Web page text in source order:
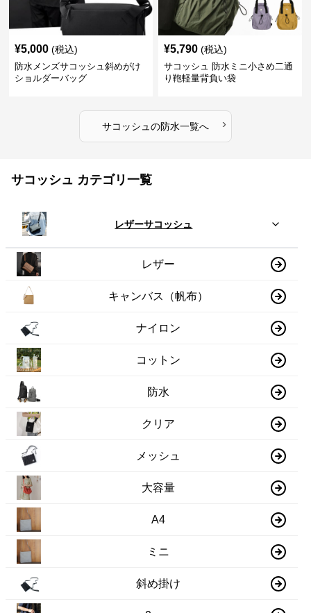
¥5,000 (税込)
防水メンズサコッシュ斜めがけ
ショルダーバッグ
¥5,790 (税込)
サコッシュ 防水ミニ小さめ二通
り鞄軽量背負い袋
サコッシュ の防水一覧へ ›
サコッシュ カテゴリ一覧
レザーサコッシュ
レザー
キャンバス（帆布）
ナイロン
コットン
防水
クリア
メッシュ
大容量
A4
ミニ
斜め掛け